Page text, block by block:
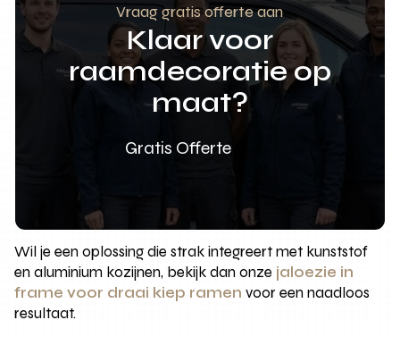
Vraag gratis offerte aan
Klaar voor
raamdecoratie op
maat?
Gratis Offerte
Wil je een oplossing die strak integreert met kunststof
en aluminium kozijnen, bekijk dan onze jaloezie in
frame voor draai kiep ramen voor een naadloos
resultaat.